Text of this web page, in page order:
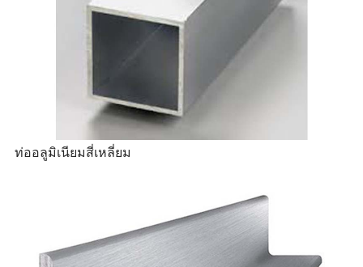
ท่ออลูมิเนียมสี่เหลี่ยม